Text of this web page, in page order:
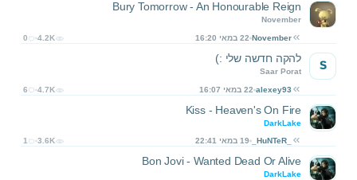
Bury Tomorrow - An Honourable Reign
November
November 22 במאי 16:20 0 4.2K
להקה חדשה שלי :)
Saar Porat
alexey93 22 במאי 16:07 6 4.7K
S
Kiss - Heaven's On Fire
DarkLake
_HuNTeR_ 19 במאי 22:41 1 3.6K
Bon Jovi - Wanted Dead Or Alive
DarkLake